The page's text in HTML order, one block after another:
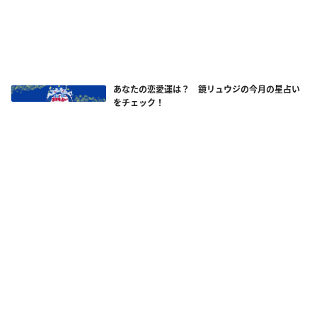
あなたの恋愛運は？ 鏡リュウジの今月の星占い
をチェック！